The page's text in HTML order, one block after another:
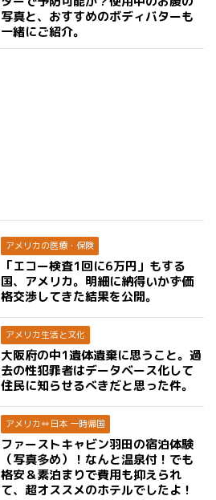
写真と、おすすめのボディバターも
一緒にご紹介。
アメリカの医療・保険
「エコー検査1回に6万円」もする
国、アメリカ。明細に納得いかず価
格交渉してきた結果を公開。
アメリカ生活と文化
大阪府の中1遺体遺棄に思うこと。過
去の性犯罪者はデータベース化して
住民に知らせるべきだと思った件。
アメリカ⇔日本 一時帰国
ファーストキャビン羽田の宿泊体験
（写真多め）！なんと温泉付！でも
格安＆素泊まりで費用も抑えられ
て、超オススメのホテルでしたよ！